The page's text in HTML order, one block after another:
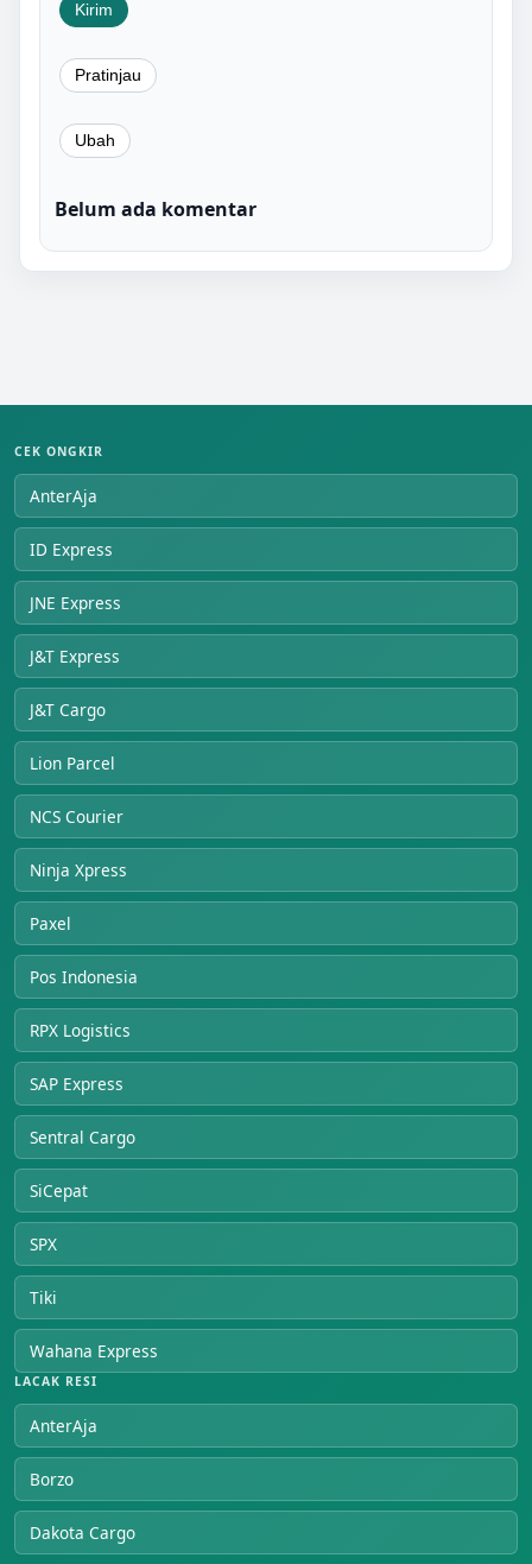
Belum ada komentar
CEK ONGKIR
AnterAja
ID Express
JNE Express
J&T Express
J&T Cargo
Lion Parcel
NCS Courier
Ninja Xpress
Paxel
Pos Indonesia
RPX Logistics
SAP Express
Sentral Cargo
SiCepat
SPX
Tiki
Wahana Express
LACAK RESI
AnterAja
Borzo
Dakota Cargo